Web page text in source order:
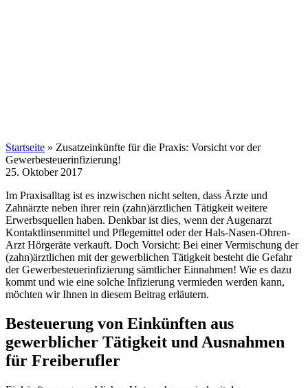
Startseite » Zusatzeinkünfte für die Praxis: Vorsicht vor der
Gewerbesteuerinfizierung!
25. Oktober 2017
Im Praxisalltag ist es inzwischen nicht selten, dass Ärzte und
Zahnärzte neben ihrer rein (zahn)ärztlichen Tätigkeit weitere
Erwerbsquellen haben. Denkbar ist dies, wenn der Augenarzt
Kontaktlinsenmittel und Pflegemittel oder der Hals-Nasen-Ohren-
Arzt Hörgeräte verkauft. Doch Vorsicht: Bei einer Vermischung der
(zahn)ärztlichen mit der gewerblichen Tätigkeit besteht die Gefahr
der Gewerbesteuerinfizierung sämtlicher Einnahmen! Wie es dazu
kommt und wie eine solche Infizierung vermieden werden kann,
möchten wir Ihnen in diesem Beitrag erläutern.
Besteuerung von Einkünften aus
gewerblicher Tätigkeit und Ausnahmen
für Freiberufler